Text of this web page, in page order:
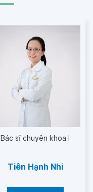
Bác sĩ chuyên khoa I
Tiên Hạnh Nhi